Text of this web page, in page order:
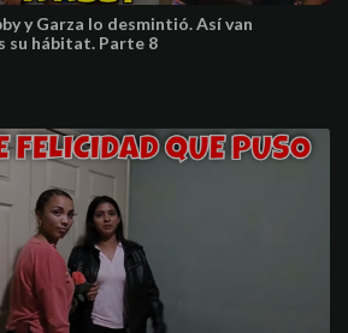
y Garza lo desmintió. Así van
su hábitat. Parte 8